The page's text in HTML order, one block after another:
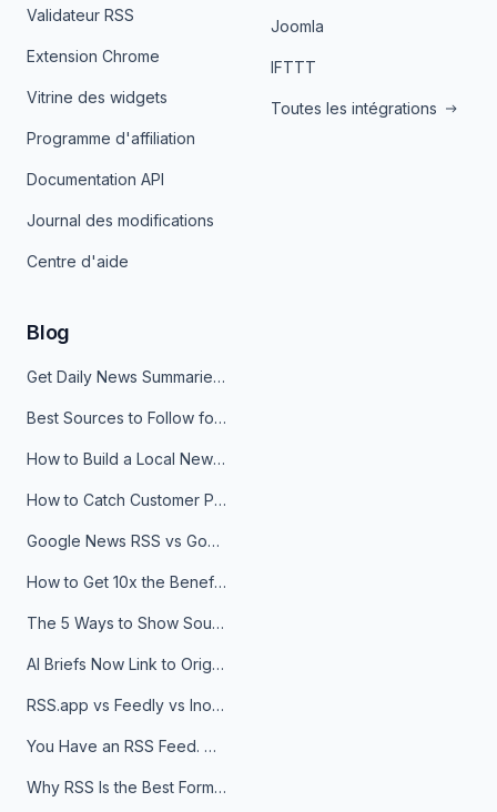
Validateur RSS
Extension Chrome
Vitrine des widgets
Programme d'affiliation
Documentation API
Journal des modifications
Centre d'aide
Joomla
IFTTT
Toutes les intégrations
Blog
Get Daily News Summaries About Any Topic in Telegram, Discord, Slack, and Email
Best Sources to Follow for Crypto News in Your Reader (2026)
How to Build a Local News Hub That Updates Itself
How to Catch Customer Problems Before They Become Support Tickets
Google News RSS vs Google Alerts: Which Is Better for News Monitoring?
How to Get 10x the Benefits of Google Alerts
The 5 Ways to Show Sources in Your AI Brief, And When to Use Each
AI Briefs Now Link to Original Sources. Here's Why It Matters
RSS.app vs Feedly vs Inoreader: Which One Is Actually Right for You?
You Have an RSS Feed. Now What?
Why RSS Is the Best Format for AI Agents in 2026